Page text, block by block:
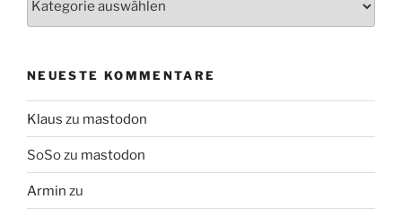
NEUESTE KOMMENTARE
Klaus zu mastodon
SoSozu mastodon
Armin zu